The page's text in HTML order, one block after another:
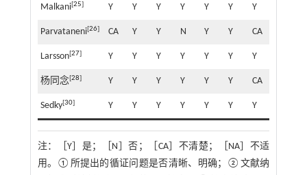
Malkani[25] Y Y Y Y Y Y Y
Parvataneni[26] CA Y Y N Y Y CA
Larsson[27] Y Y Y Y Y Y Y
杨同念[28] Y Y Y Y Y Y CA
Sedky[30] Y Y Y Y Y Y Y
注：
［Y］是；［N］否；［CA］不清楚；［NA］不适
用。①所提出的循证问题是否清晰、明确；②文献纳